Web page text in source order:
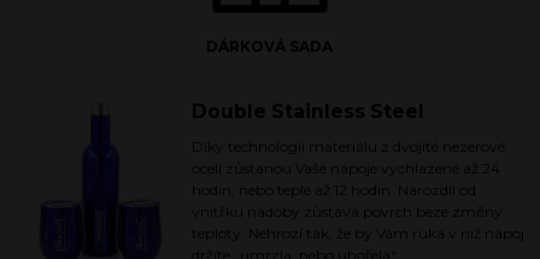
DÁRKOVÁ SADA
Double Stainless Steel
Díky technologii materiálu z dvojité nezerové
oceli zůstanou Vaše nápoje vychlazené až 24
hodin, nebo teplé až 12 hodin. Narozdíl od
vnitřku nádoby zůstává povrch beze změny
teploty. Nehrozí tak, že by Vám ruka v níž nápoj
držíte „umrzla, nebo uhořela“.